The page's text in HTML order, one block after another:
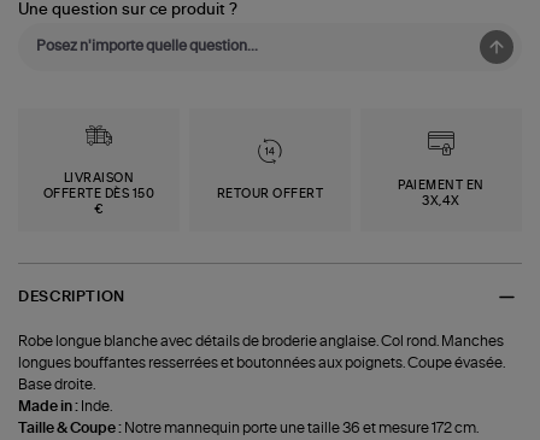
Une question sur ce produit ?
LIVRAISON
OFFERTE DÈS 150
€
RETOUR OFFERT
PAIEMENT EN
3X,4X
DESCRIPTION
Robe longue blanche avec détails de broderie anglaise. Col rond. Manches
longues bouffantes resserrées et boutonnées aux poignets. Coupe évasée.
Base droite.
Made in : Inde.
Taille & Coupe : Notre mannequin porte une taille 36 et mesure 172 cm.